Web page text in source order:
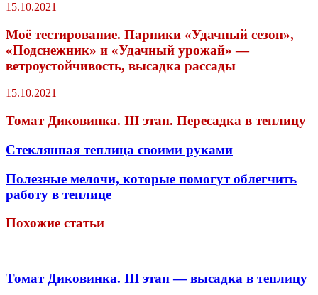
15.10.2021
Моё тестирование. Парники «Удачный сезон»,
«Подснежник» и «Удачный урожай» —
ветроустойчивость, высадка рассады
15.10.2021
Томат Диковинка. III этап. Пересадка в теплицу
Стеклянная теплица своими руками
Полезные мелочи, которые помогут облегчить
работу в теплице
Похожие статьи
Томат Диковинка. III этап — высадка в теплицу